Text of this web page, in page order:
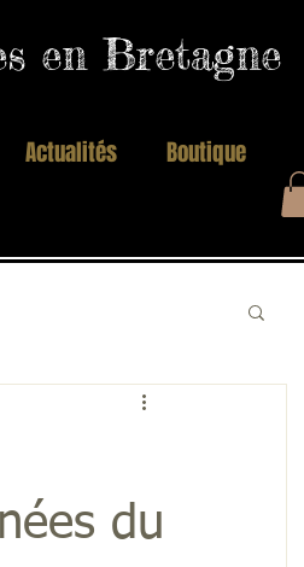
en Bretagne
Actualités Boutique
du